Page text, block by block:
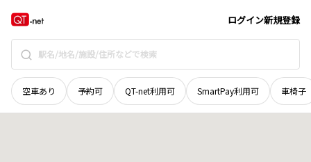
ログイン新規登録
空車あり 予約可 QT-net利用可 SmartPay利用可 車椅子
岩手県